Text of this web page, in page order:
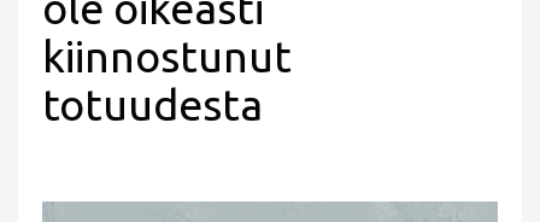
kiinnostunut
totuudesta